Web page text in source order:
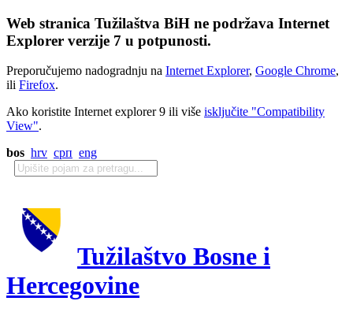
Web stranica Tužilaštva BiH ne podržava Internet
Explorer verzije 7 u potpunosti.
Preporučujemo nadogradnju na Internet Explorer, Google Chrome,
ili Firefox.
Ako koristite Internet explorer 9 ili više isključite "Compatibility
View".
bos hrv срп eng
Tužilaštvo Bosne i
Hercegovine